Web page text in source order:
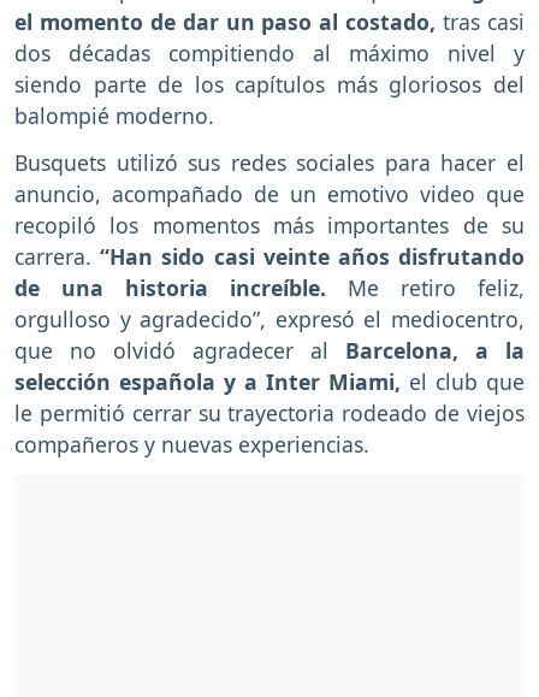
el momento de dar un paso al costado,tras casi
dos décadas compitiendo al máximo nivel y
siendo parte de los capítulos más gloriosos del
balompié moderno.
Busquets utilizó sus redes sociales para hacer el
anuncio, acompañado de un emotivo video que
recopiló los momentos más importantes de su
carrera.“Han sido casi veinte años disfrutando
de una historia increíble. Me retiro feliz,
orgulloso y agradecido”, expresó el mediocentro,
que no olvidó agradecer al Barcelona, a la
selección española y a Inter Miami, el club que
le permitió cerrar su trayectoria rodeado de viejos
compañeros y nuevas experiencias.